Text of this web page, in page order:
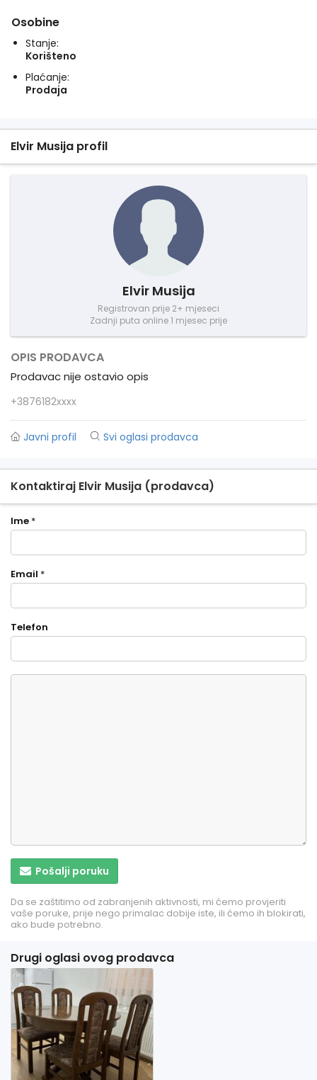
Osobine
Stanje:
Korišteno
Plaćanje:
Prodaja
Elvir Musija profil
Elvir Musija
Registrovan prije 2+ mjeseci
Zadnji puta online 1 mjesec prije
OPIS PRODAVCA
Prodavac nije ostavio opis
+3876182xxxx
Javni profil Svi oglasi prodavca
Kontaktiraj Elvir Musija (prodavca)
Ime *
Email *
Telefon
Pošalji poruku
Da se zaštitimo od zabranjenih aktivnosti, mi ćemo provjeriti
vaše poruke, prije nego primalac dobije iste, ili ćemo ih blokirati,
ako bude potrebno.
Drugi oglasi ovog prodavca